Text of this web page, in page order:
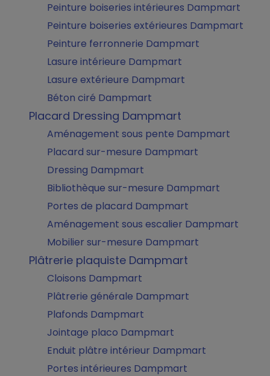
Peinture boiseries intérieures Dampmart
Peinture boiseries extérieures Dampmart
Peinture ferronnerie Dampmart
Lasure intérieure Dampmart
Lasure extérieure Dampmart
Béton ciré Dampmart
Placard Dressing Dampmart
Aménagement sous pente Dampmart
Placard sur-mesure Dampmart
Dressing Dampmart
Bibliothèque sur-mesure Dampmart
Portes de placard Dampmart
Aménagement sous escalier Dampmart
Mobilier sur-mesure Dampmart
Plâtrerie plaquiste Dampmart
Cloisons Dampmart
Plâtrerie générale Dampmart
Plafonds Dampmart
Jointage placo Dampmart
Enduit plâtre intérieur Dampmart
Portes intérieures Dampmart